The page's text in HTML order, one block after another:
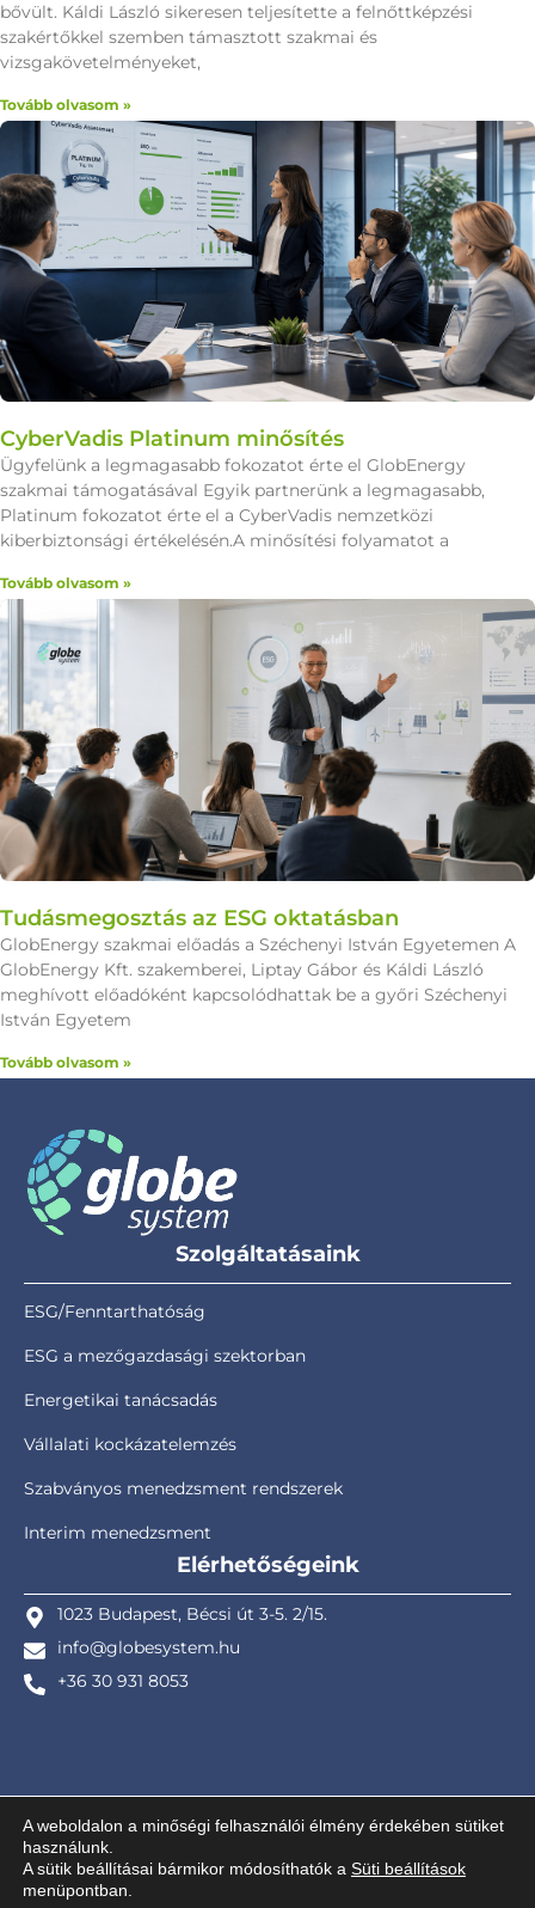
bővült. Káldi László sikeresen teljesítette a felnőttképzési
szakértőkkel szemben támasztott szakmai és
vizsgakövetelményeket,
Tovább olvasom »
CyberVadis Platinum minősítés
Ügyfelünk a legmagasabb fokozatot érte el GlobEnergy
szakmai támogatásával Egyik partnerünk a legmagasabb,
Platinum fokozatot érte el a CyberVadis nemzetközi
kiberbiztonsági értékelésén.A minősítési folyamatot a
Tovább olvasom »
Tudásmegosztás az ESG oktatásban
GlobEnergy szakmai előadás a Széchenyi István Egyetemen A
GlobEnergy Kft. szakemberei, Liptay Gábor és Káldi László
meghívott előadóként kapcsolódhattak be a győri Széchenyi
István Egyetem
Tovább olvasom »
Szolgáltatásaink
ESG/Fenntarthatóság
ESG a mezőgazdasági szektorban
Energetikai tanácsadás
Vállalati kockázatelemzés
Szabványos menedzsment rendszerek
Interim menedzsment
Elérhetőségeink
1023 Budapest, Bécsi út 3-5. 2/15.
info@globesystem.hu
+36 30 931 8053
© GlobEnergy Kft. – Globe System Project Solution Ltd. – Design ©
kreativiki– 2025. – Minden jog fenntartva! | Adatkezelési tájékoztató
A weboldalon a minőségi felhasználói élmény érdekében sütiket
használunk.
A sütik beállításai bármikor módosíthatók a Süti beállítások
menüpontban.